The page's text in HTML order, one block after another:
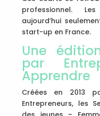
professionnel.
aujourd’hui
start-up en France.
Une
par
Apprendre
Créées en 2013
Entrepreneurs, les